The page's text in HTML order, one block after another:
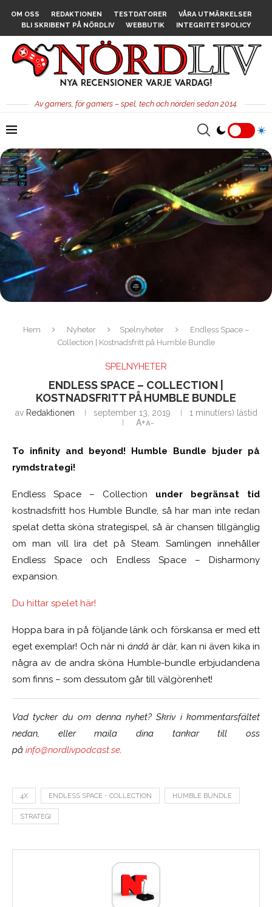
OM OSS REDAKTIONEN TESTDATORER
VÅRA UTMÄRKELSER
BLI SKRIBENT PÅ NÖRDLIV
WEBBUTIK INTEGRITETSPOLICY
Av gamers, för gamers – spel, tech och nörderi sedan 2014.
Hem Nyheter Spelnyheter
Endless Space –
Collection | Kostnadsfritt på Humble Bundle
SPELNYHETER
ENDLESS SPACE – COLLECTION |
KOSTNADSFRITT PÅ HUMBLE BUNDLE
av Redaktionen september 13, 2019
1 minut(ers) lästid
A+A-
To infinity and beyond! Humble Bundle bjuder på
rymdstrategi!
Endless Space – Collection under begränsat tid
kostnadsfritt hos Humble Bundle, så har man inte redan
spelat detta sköna strategispel, så är chansen tillgänglig
om man vill lira det på Steam. Samlingen innehåller
Endless Space och Endless Space – Disharmony
expansion.
Du hittar spelet här!
Hoppa bara in på följande länk och förskansa er med ett
eget exemplar! Och när ni ändåär där, kan ni även kika in
några av de andra sköna Humble-bundle erbjudandena
som finns – som dessutom går till välgörenhet!
Vad tycker du om denna nyhet? Skriv i kommentarsfältet
nedan, eller maila dina tankar till oss
på info@nordlivpodcast.se.
4X ENDLESS SPACE - COLLECTION HUMBLE BUNDLE
STRATEGI